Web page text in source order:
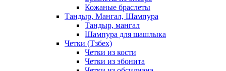
Кожаные браслеты
Тандыр, Мангал, Шампура
Тандыр, мангал
Шампура для шашлыка
Четки (Тзбех)
Четки из кости
Четки из эбонита